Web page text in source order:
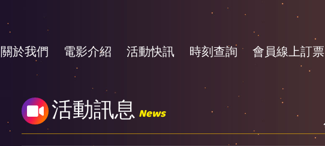
關於我們 電影介紹 活動快訊 時刻查詢 會員線上訂票
活動訊息 News